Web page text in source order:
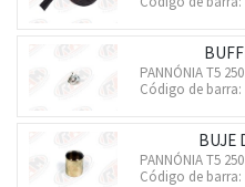
PANNÓNIA T5 250
Código de barra:
BUJE
PANNÓNIA T5 250
Código de barra: